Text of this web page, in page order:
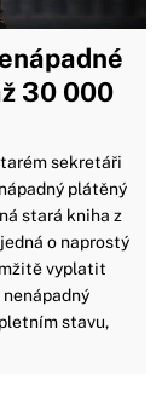
30 000
sekretáři
plátěný
stará kniha z
o naprostý
vyplatit
stavu,